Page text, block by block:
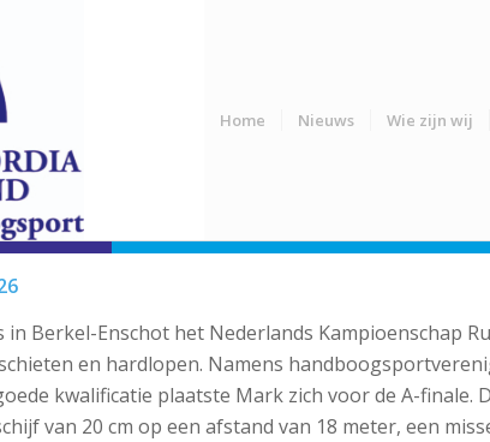
Home Nieuws Wie zijn wij
in Berkel-Enschot het Nederlands Kampioenschap
en hardlopen. Namens
kwalificatie plaatste Mark zich voor de A-finale.
van 20 cm op een afstand van 18 meter, een